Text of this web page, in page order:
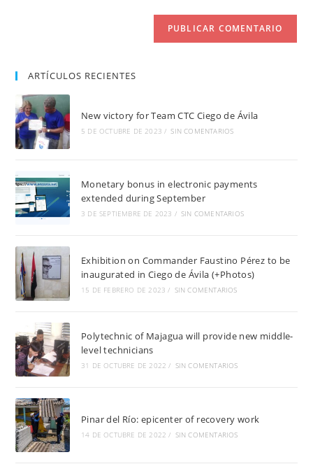
ARTÍCULOS RECIENTES
New victory for Team CTC Ciego de Ávila
5 DE OCTUBRE DE 2023 / SIN COMENTARIOS
Monetary bonus in electronic payments
extended during September
3 DE SEPTIEMBRE DE 2023 / SIN COMENTARIOS
Exhibition on Commander Faustino Pérez to be
inaugurated in Ciego de Ávila (+Photos)
15 DE FEBRERO DE 2023 / SIN COMENTARIOS
Polytechnic of Majagua will provide new middle-
level technicians
31 DE OCTUBRE DE 2022 / SIN COMENTARIOS
Pinar del Río: epicenter of recovery work
14 DE OCTUBRE DE 2022 / SIN COMENTARIOS